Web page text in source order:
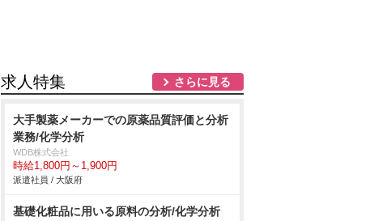
求人特集 さらに見る
大手製薬メーカーでの原薬品質評価と分析
業務/化学分析
WDB株式会社
時給1,800円～1,900円
派遣社員 / 大阪府
基礎化粧品に用いる原料の分析/化学分析